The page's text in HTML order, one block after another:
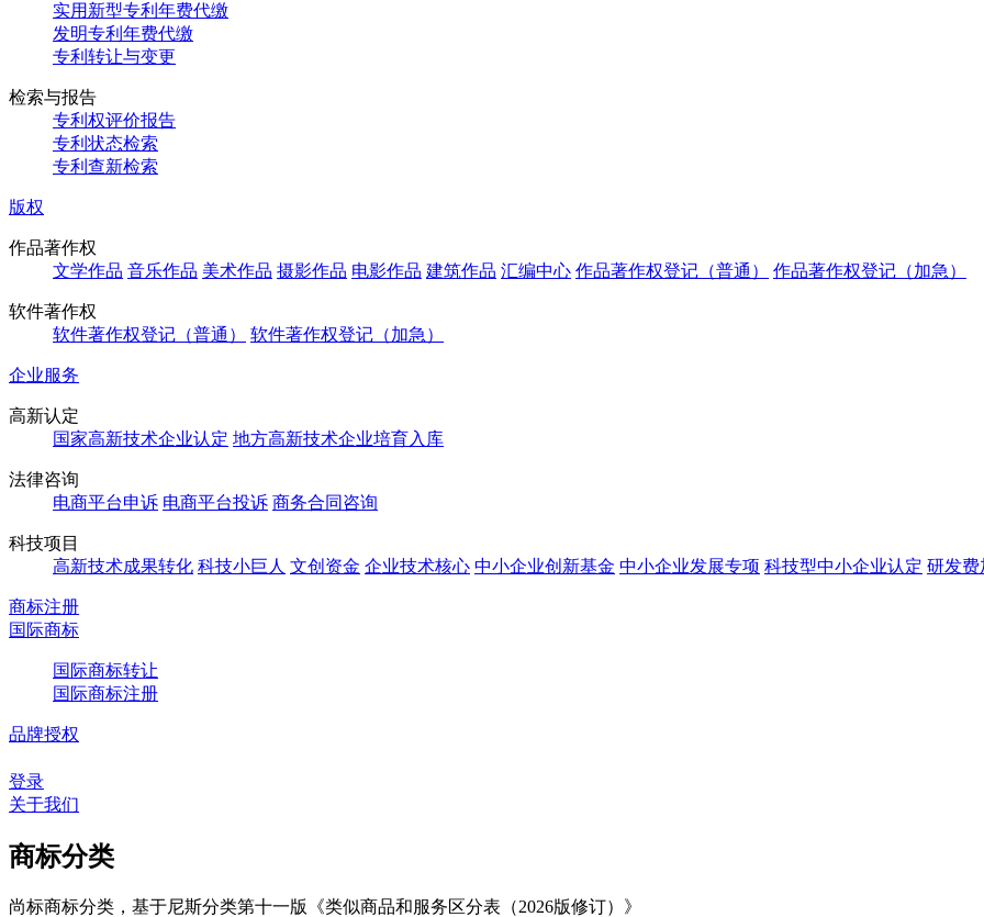
实用新型专利年费代缴
发明专利年费代缴
专利转让与变更
检索与报告
专利权评价报告
专利状态检索
专利查新检索
版权
作品著作权
文学作品 音乐作品 美术作品 摄影作品 电影作品 建筑作品 汇编中心 作品著作权登记（普通） 作品著作权登记（加急）
软件著作权
软件著作权登记（普通）
软件著作权登记（加急）
企业服务
高新认定
国家高新技术企业认定 地方高新技术企业培育入库
法律咨询
电商平台申诉 电商平台投诉 商务合同咨询
科技项目
高新技术成果转化 科技小巨人 文创资金 企业技术核心 中小企业创新基金 中小企业发展专项 科技型中小企业认定 研发费
商标注册
国际商标
国际商标转让
国际商标注册
品牌授权
登录
关于我们
商标分类
尚标商标分类，基于尼斯分类第十一版《类似商品和服务区分表（2026版修订）》